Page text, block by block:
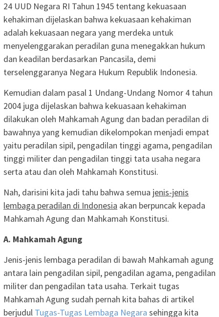
24 UUD Negara RI Tahun 1945 tentang kekuasaan
kehakiman dijelaskan bahwa kekuasaan kehakiman
adalah kekuasaan negara yang merdeka untuk
menyelenggarakan peradilan guna menegakkan hukum
dan keadilan berdasarkan Pancasila, demi
terselenggaranya Negara Hukum Republik Indonesia.
Kemudian dalam pasal 1 Undang-Undang Nomor 4 tahun
2004 juga dijelaskan bahwa kekuasaan kehakiman
dilakukan oleh Mahkamah Agung dan badan peradilan di
bawahnya yang kemudian dikelompokan menjadi empat
yaitu peradilan sipil, pengadilan tinggi agama, pengadilan
tinggi militer dan pengadilan tinggi tata usaha negara
serta atau dan oleh Mahkamah Konstitusi.
Nah, darisini kita jadi tahu bahwa semua jenis-jenis
lembaga peradilan di Indonesia akan berpuncak kepada
Mahkamah Agung dan Mahkamah Konstitusi.
A. Mahkamah Agung
Jenis-jenis lembaga peradilan di bawah Mahkamah agung
antara lain pengadilan sipil, pengadilan agama, pengadilan
militer dan pengadilan tata usaha. Terkait tugas
Mahkamah Agung sudah pernah kita bahas di artikel
berjudul Tugas-Tugas Lembaga Negara sehingga kita